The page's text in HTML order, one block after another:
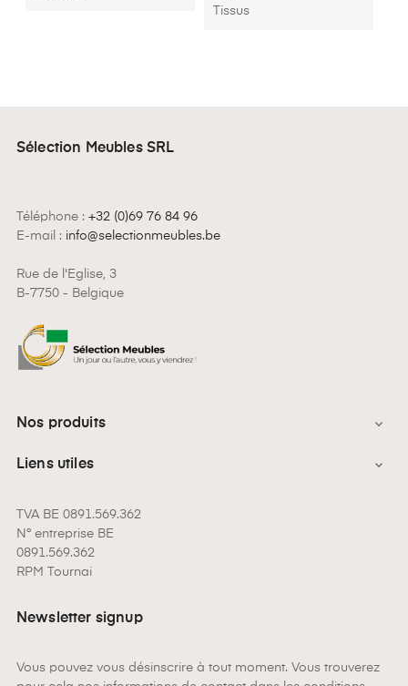
Tissus
Sélection Meubles SRL
Téléphone : +32 (0)69 76 84 96
E-mail : info@selectionmeubles.be
Rue de l'Eglise, 3
B-7750 - Belgique
Nos produits 
Liens utiles 
TVA BE 0891.569.362
N° entreprise BE
0891.569.362
RPM Tournai
Newsletter signup
Vous pouvez vous désinscrire à tout moment. Vous trouverez